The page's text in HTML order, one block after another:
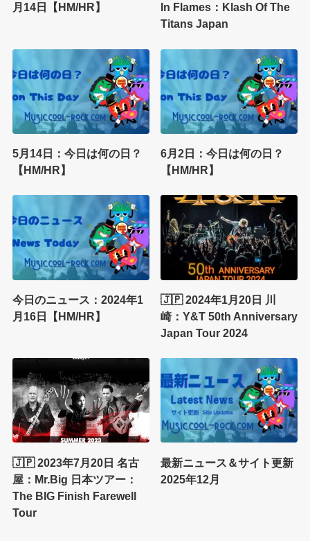
月14日【HM/HR】
In Flames：Klash Of The
Titans Japan
5月14日：今日は何の日？
【HM/HR】
6月2日：今日は何の日？
【HM/HR】
今日のニュース：2024年1
月16日【HM/HR】
🇯🇵 2024年1月20日 川
崎：Y&T 50th Anniversary
Japan Tour 2024
🇯🇵 2023年7月20日 名古
屋：Mr.Big 日本ツアー：
The BIG Finish Farewell
Tour
最新ニュース＆サイト更新
2025年12月